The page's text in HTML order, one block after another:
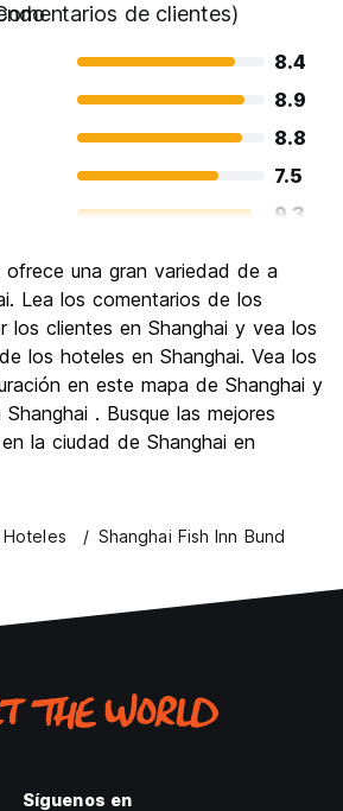
de clientes)
8.4
8.9
8.8
7.5
9.3
8.4
7.9
una gran variedad de a
Lea los comentarios de los
los clientes en Shanghai y vea los
los hoteles en Shanghai. Vea los
en este mapa de Shanghai y
. Busque las mejores
la ciudad de Shanghai en
Hoteles Shanghai Fish Inn Bund
Síguenos en